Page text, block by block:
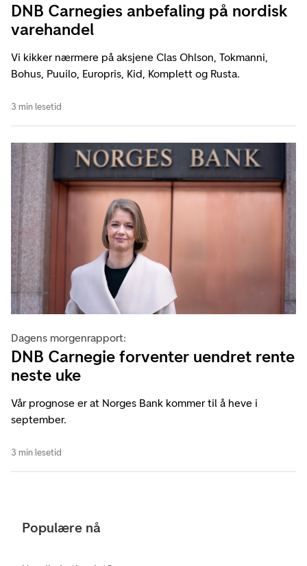
DNB Carnegies anbefaling på nordisk
varehandel
Vi kikker nærmere på aksjene Clas Ohlson, Tokmanni,
Bohus, Puuilo, Europris, Kid, Komplett og Rusta.
3 min lesetid
Dagens morgenrapport:
DNB Carnegie forventer uendret rente
neste uke
Vår prognose er at Norges Bank kommer til å heve i
september.
3 min lesetid
Populære nå